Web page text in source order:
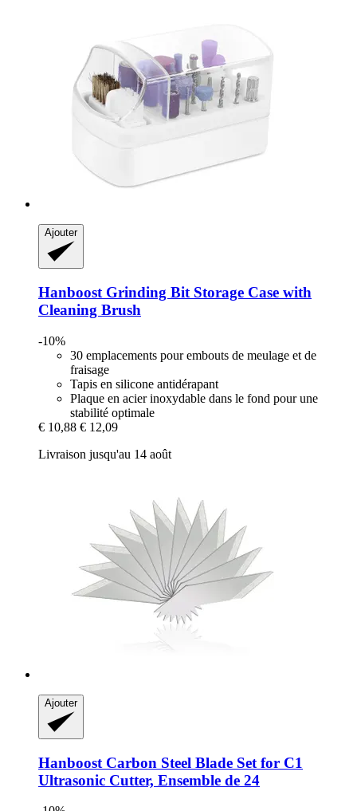
Ajouter
Hanboost Grinding Bit Storage Case with
Cleaning Brush
-10%
30 emplacements pour embouts de meulage et de
fraisage
Tapis en silicone antidérapant
Plaque en acier inoxydable dans le fond pour une
stabilité optimale
€ 10,88 € 12,09
Livraison jusqu'au 14 août
Ajouter
Hanboost Carbon Steel Blade Set for C1
Ultrasonic Cutter, Ensemble de 24